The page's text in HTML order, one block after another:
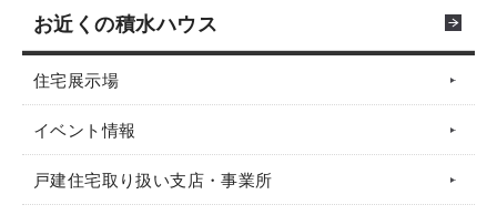
お近くの積水ハウス
住宅展示場
イベント情報
戸建住宅取り扱い支店・事業所